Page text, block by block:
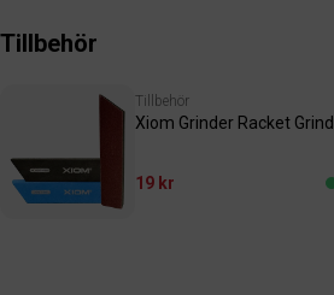
Tillbehör
Tillbehör
Xiom Grinder Racket
19 kr